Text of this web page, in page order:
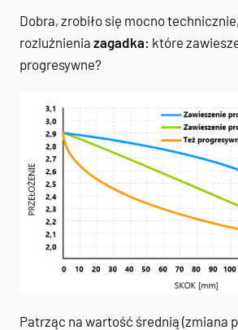
Dobra, zrobiło się mocno
rozluźnienia zagadka: które
progresywne?
Patrząc na wartość średnią (zmiana